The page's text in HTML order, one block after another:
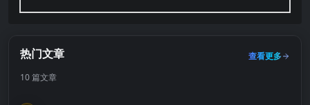
热门文章
查看更多
10 篇文章